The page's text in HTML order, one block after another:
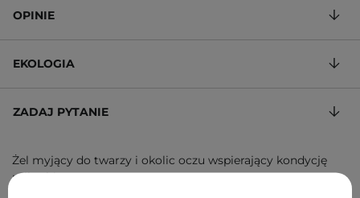
OPINIE
EKOLOGIA
ZADAJ PYTANIE
Żel myjący do twarzy i okolic oczu wspierający kondycję
mikrobiomu